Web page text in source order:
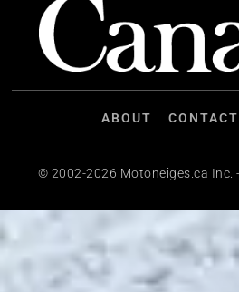
ABOUT CONTACT
© 2002-2026 Motoneiges.ca Inc.